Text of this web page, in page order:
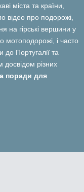
міста та країни,
відео про подорожі,
на гірські вершини у
мотоподорожі, і часто
до Португалії та
досвідом різних
поради для